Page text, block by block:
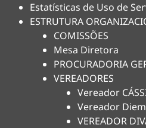
Estatísticas de Uso de
ESTRUTURA
COMISSÕES
Mesa Diretora
PROCURADORIA
VEREADORES
Vereador
Vereador
VEREADOR